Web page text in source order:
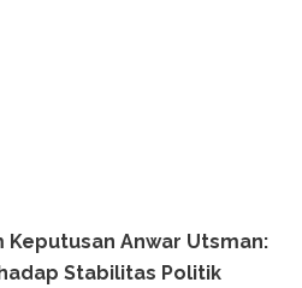
Anwar Utsman:
Stabilitas Politik